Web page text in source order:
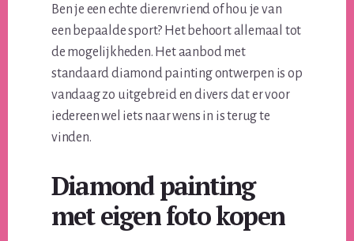
Ben je een echte dierenvriend of hou je van
een bepaalde sport? Het behoort allemaal tot
de mogelijkheden. Het aanbod met
standaard diamond painting ontwerpen is op
vandaag zo uitgebreid en divers dat er voor
iedereen wel iets naar wens in is terug te
vinden.
Diamond painting
met eigen foto kopen